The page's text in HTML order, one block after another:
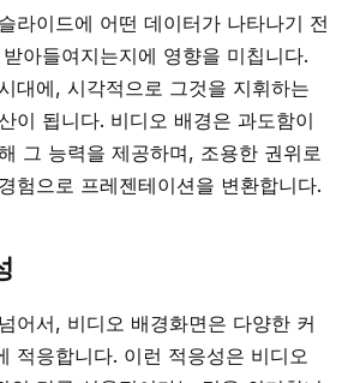
라이드에 어떤 데이터가 나타나기 전
아들여지는지에 영향을 미칩니다.
대에, 시각적으로 그것을 지휘하는
이 됩니다. 비디오 배경은 과도함이
그 능력을 제공하며, 조용한 권위로
험으로 프레젠테이션을 변환합니다.
어서, 비디오 배경화면은 다양한 커
적응합니다. 이런 적응성은 비디오